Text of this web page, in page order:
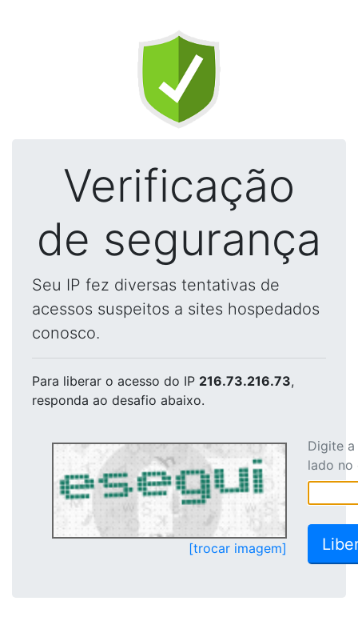
Verificação
de segurança
Seu IP fez diversas tentativas de
acessos suspeitos a sites hospedados
conosco.
Para liberar o acesso do IP 216.73.216.73,
responda ao desafio abaixo.
[trocar imagem]
Digite
lado no